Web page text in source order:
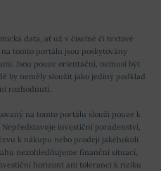
data, ať už v číselné či textové
tomto portálu jsou poskytovány
Jsou pouze orientační, nemusí být
by neměly sloužit jako jediný podklad
rozhodnutí.
na tomto portálu slouží pouze k
investiční poradenství,
k nákupu nebo prodeji jakéhokoli
nezohledňujeme finanční situaci,
horizont ani toleranci k riziku